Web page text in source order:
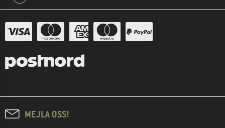
MEJLA OSS!